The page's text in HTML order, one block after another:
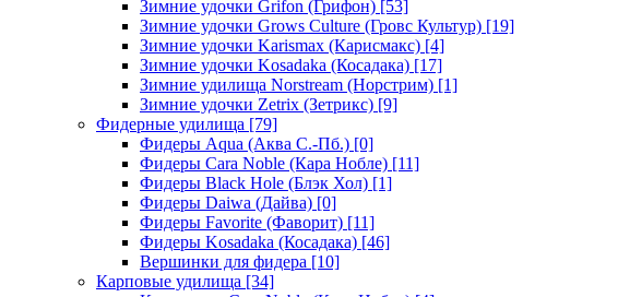
Зимние удочки Grifon (Грифон) [53]
Зимние удочки Grows Culture (Гровс Культур) [19]
Зимние удочки Karismax (Карисмакс) [4]
Зимние удочки Kosadaka (Косадака) [17]
Зимние удилища Norstream (Норстрим) [1]
Зимние удочки Zetrix (Зетрикс) [9]
Фидерные удилища [79]
Фидеры Aqua (Аква С.-Пб.) [0]
Фидеры Cara Noble (Кара Нобле) [11]
Фидеры Black Hole (Блэк Хол) [1]
Фидеры Daiwa (Дайва) [0]
Фидеры Favorite (Фаворит) [11]
Фидеры Kosadaka (Косадака) [46]
Вершинки для фидера [10]
Карповые удилища [34]